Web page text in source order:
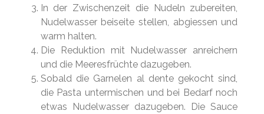
In der Zwischenzeit die Nudeln zubereiten,
Nudelwasser beiseite stellen, abgiessen und
warm halten.
Die Reduktion mit Nudelwasser anreichern
und die Meeresfrüchte dazugeben.
Sobald die Garnelen al dente gekocht sind,
die Pasta untermischen und bei Bedarf noch
etwas Nudelwasser dazugeben. Die Sauce